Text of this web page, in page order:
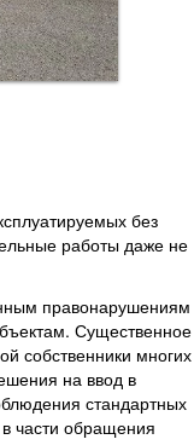
без
работы даже не
правонарушениям
Существенное
собственники многих
на ввод в
стандартных
части обращения